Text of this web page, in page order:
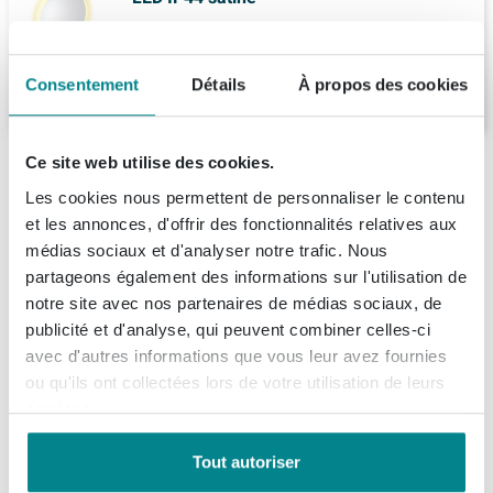
Consentement Détails À propos des cookies
Ce site web utilise des cookies.
Les cookies nous permettent de personnaliser le contenu
et les annonces, d'offrir des fonctionnalités relatives aux
médias sociaux et d'analyser notre trafic. Nous
partageons également des informations sur l'utilisation de
notre site avec nos partenaires de médias sociaux, de
publicité et d'analyse, qui peuvent combiner celles-ci
avec d'autres informations que vous leur avez fournies
ou qu'ils ont collectées lors de votre utilisation de leurs
services.
Tout autoriser
180,
Description
Mondiaz SPOT Miroir de salle de bains - rond
40cm - tablette de miroir - couleur Cale
Ce miroir mural rond compact avec tablette est idéal si
vous recherchez un accroche-regard élégant qui prend
peu de place, mais offre tout de même beaucoup de
confort. Pensez à un espace toilettes, une petite salle
avoir vos essentiels quotidiens à portée de main. Grâce
à sa forme ronde et douce, l’ensemble a un aspect
Spécifications
Numéro d'article
SW1235493
Numéro de fournisseur
SPOTPLNCHT40CAL
EAN
6096823240239
Marque
Mondiaz
Fiches techniques
Information technique du produit
À propos de Mondiaz
Informations de commande et de livraison